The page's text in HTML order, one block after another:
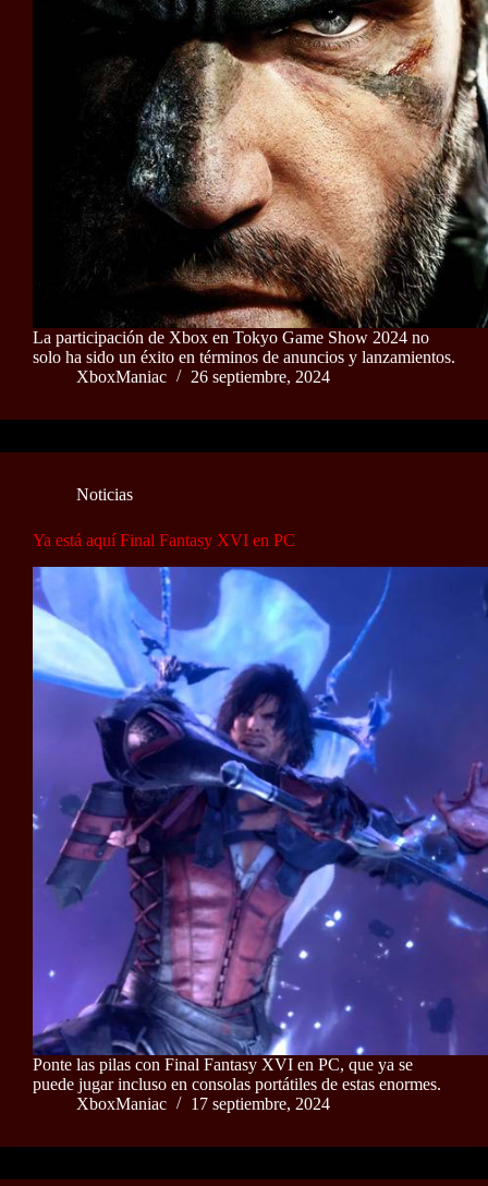
La participación de Xbox en Tokyo Game Show 2024 no
solo ha sido un éxito en términos de anuncios y lanzamientos.
XboxManiac
26 septiembre, 2024
Noticias
Ya está aquí Final Fantasy XVI en PC
Ponte las pilas con Final Fantasy XVI en PC, que ya se
puede jugar incluso en consolas portátiles de estas enormes.
XboxManiac
17 septiembre, 2024